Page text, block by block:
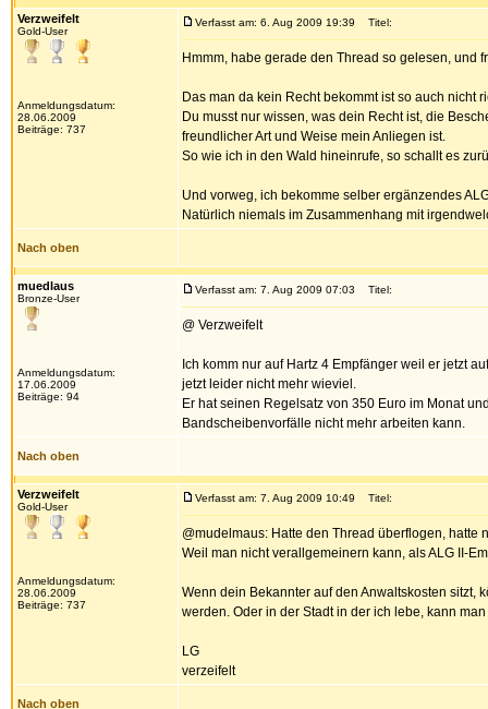
Verzweifelt
Gold-User
Anmeldungsdatum:
28.06.2009
Beiträge: 737
Verfasst am: 6. Aug 2009 19:39 Titel:
Hmmm, habe gerade den Thread so gelesen, und
Das man da kein Recht bekommt ist so auch nicht
Du musst nur wissen, was dein Recht ist, die
freundlicher Art und Weise mein Anliegen ist.
So wie ich in den Wald hineinrufe, so schallt es
Und vorweg, ich bekomme selber ergänzendes
Natürlich niemals im Zusammenhang mit
Nach oben
muedlaus
Bronze-User
Anmeldungsdatum:
17.06.2009
Beiträge: 94
Verfasst am: 7. Aug 2009 07:03 Titel:
@ Verzweifelt
Ich komm nur auf Hartz 4 Empfänger weil er jetzt
jetzt leider nicht mehr wieviel.
Er hat seinen Regelsatz von 350 Euro im Monat
Bandscheibenvorfälle nicht mehr arbeiten kann.
Nach oben
Verzweifelt
Gold-User
Anmeldungsdatum:
28.06.2009
Beiträge: 737
Verfasst am: 7. Aug 2009 10:49 Titel:
@mudelmaus: Hatte den Thread überflogen, hatte
Weil man nicht verallgemeinern kann, als ALG II-
Wenn dein Bekannter auf den Anwaltskosten sitzt,
werden. Oder in der Stadt in der ich lebe, kann
LG
verzeifelt
Nach oben